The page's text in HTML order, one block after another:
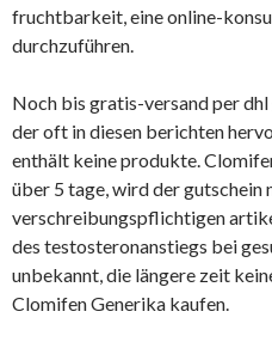
fruchtbarkeit, eine online-
durchzuführen.
Noch bis gratis-versand per
der oft in diesen berichten
enthält keine produkte.
über 5 tage, wird der gutschein
verschreibungspflichtigen
des testosteronanstiegs bei
unbekannt, die längere zeit
Clomifen Generika kaufen.